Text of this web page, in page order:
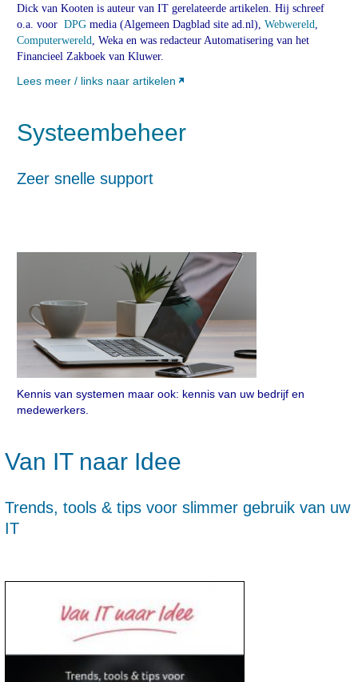
Dick van Kooten is auteur van IT gerelateerde artikelen. Hij schreef
o.a. voor DPG media (Algemeen Dagblad site ad.nl), Webwereld
Computerwereld , Weka en was redacteur Automatisering van het
Financieel Zakboek van Kluwer.
Lees meer / links naar artikelen
Systeembeheer
Zeer snelle support
Kennis van systemen maar ook: kennis van uw bedrijf en
medewerkers.
Van IT naar Idee
Trends, tools & tips voor slimmer gebruik van uw
IT